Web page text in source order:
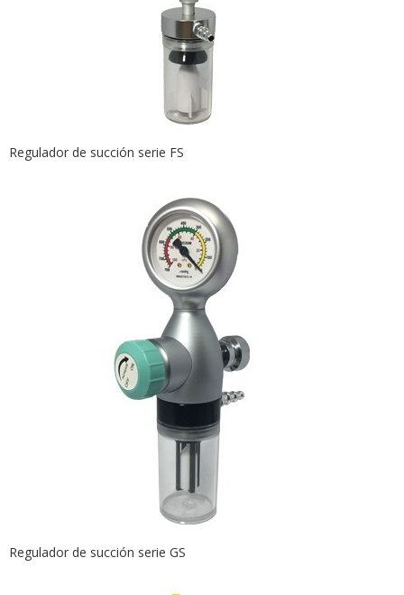
Regulador de succión serie FS
Regulador de succión serie GS